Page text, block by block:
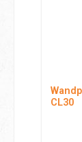
CL30